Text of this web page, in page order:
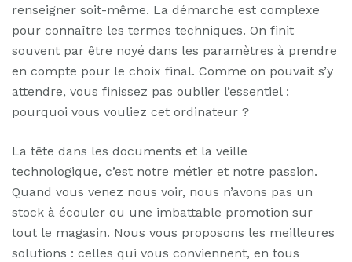
renseigner soit-même. La démarche est complexe
pour connaître les termes techniques. On finit
souvent par être noyé dans les paramètres à prendre
en compte pour le choix final. Comme on pouvait s’y
attendre, vous finissez pas oublier l’essentiel :
pourquoi vous vouliez cet ordinateur ?
La tête dans les documents et la veille
technologique, c’est notre métier et notre passion.
Quand vous venez nous voir, nous n’avons pas un
stock à écouler ou une imbattable promotion sur
tout le magasin. Nous vous proposons les meilleures
solutions : celles qui vous conviennent, en tous